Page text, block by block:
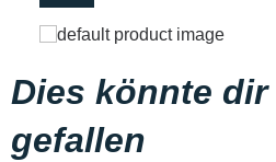
Dies könnte dir
gefallen